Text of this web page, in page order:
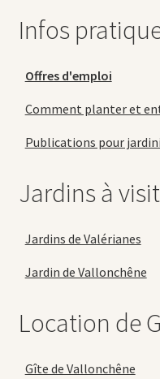
Infos
Offres d'emploi
Comment planter et
Publications pour
Jardins à
Jardins de Valérianes
Jardin de Vallonchêne
Location de
Gîte de Vallonchêne